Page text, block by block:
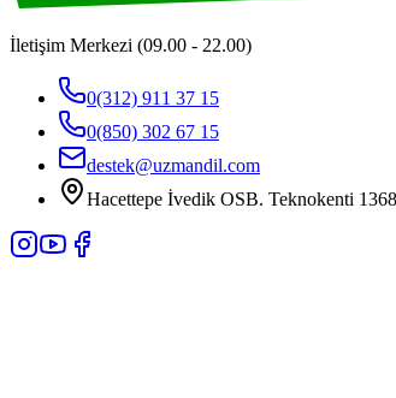
İletişim Merkezi (09.00 - 22.00)
0(312) 911 37 15
0(850) 302 67 15
destek@uzmandil.com
Hacettepe İvedik OSB. Teknokenti